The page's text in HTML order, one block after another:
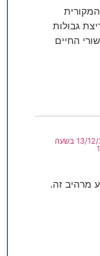
גבולות
החיים
13/12/2019 בשעה
מרהיב זה.